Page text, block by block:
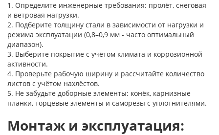
1. Определите инженерные требования: пролёт, снеговая
и ветровая нагрузки.
2. Подберите толщину стали в зависимости от нагрузки и
режима эксплуатации (0,8–0,9 мм - часто оптимальный
диапазон).
3. Выберите покрытие с учётом климата и коррозионной
активности.
4. Проверьте рабочую ширину и рассчитайте количество
листов с учётом нахлёстов.
5. Не забудьте доборные элементы: конёк, карнизные
планки, торцевые элементы и саморезы с уплотнителями.
Монтаж и эксплуатация: